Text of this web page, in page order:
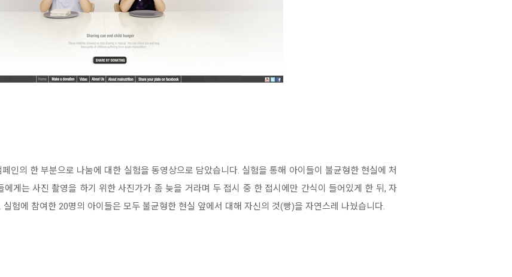
인의 한 부분으로 나눔에 대한 실험을 동영상으로 담았습니다. 실험을 통해 아이들이 불균형한 현실에 처
게는 사진 촬영을 하기 위한 사진가가 좀 늦을 거라며 두 접시 중 한 접시에만 간식이 들어있게 한 뒤, 자
험에 참여한 20명의 아이들은 모두 불균형한 현실 앞에서 대해 자신의 것(빵)을 자연스레 나눴습니다.